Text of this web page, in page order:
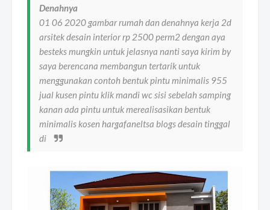
Denahnya
01 06 2020 gambar rumah dan denahnya kerja 2d
arsitek desain interior rp 2500 perm2 dengan aya
besteks mungkin untuk jelasnya nanti saya kirim by
saya berencana membangun tertarik untuk
menggunakan contoh bentuk pintu minimalis 955
jual kusen pintu klik mandi wc sisi sebelah samping
kanan ada pintu untuk merealisasikan bentuk
minimalis kosen hargafaneltsa blogs desain tinggal
di